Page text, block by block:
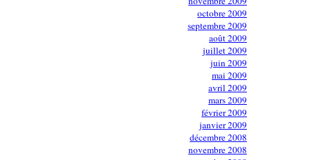
octobre 2009
septembre 2009
août 2009
juillet 2009
juin 2009
mai 2009
avril 2009
mars 2009
février 2009
janvier 2009
décembre 2008
novembre 2008